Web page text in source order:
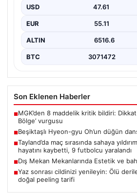
düzenlediği düğünde sahneye
dans performansı…
USD 47.61
EUR 55.11
ALTIN 6516.6
BTC 3071472
Son Eklenen Haberler
■MGK’den 8 maddelik kritik bildiri:
Bölge’ vurgusu
■Beşiktaşlı Hyeon-gyu Oh’un düğün
■Tayland’da maç sırasında sahaya
hayatını kaybetti, 9 futbolcu yaralandı
■Dış Mekan Mekanlarında Estetik ve
■Yaz sonrası cildinizi yenileyin: Ölü
doğal peeling tarifi